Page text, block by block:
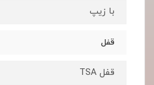
با زیپ
قفل
قفل TSA